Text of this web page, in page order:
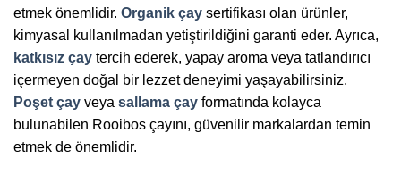
etmek önemlidir. Organik çay sertifikası olan ürünler,
kimyasal kullanılmadan yetiştirildiğini garanti eder. Ayrıca,
katkısız çay tercih ederek, yapay aroma veya tatlandırıcı
içermeyen doğal bir lezzet deneyimi yaşayabilirsiniz.
Poşet çay veya sallama çay formatında kolayca
bulunabilen Rooibos çayını, güvenilir markalardan temin
etmek de önemlidir.